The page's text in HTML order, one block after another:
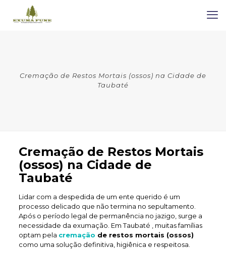
Cremação de Restos Mortais (ossos) na Cidade de
Taubaté
Cremação de Restos Mortais
(ossos) na Cidade de
Taubaté
Lidar com a despedida de um ente querido é um
processo delicado que não termina no sepultamento.
Após o período legal de permanência no jazigo, surge a
necessidade da exumação. Em Taubaté , muitas famílias
optam pela cremação de restos mortais (ossos)
como uma solução definitiva, higiênica e respeitosa.